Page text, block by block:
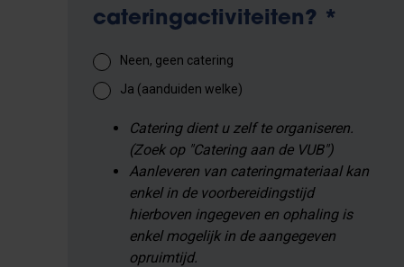
cateringactiviteiten? *
Neen, geen catering
Ja (aanduiden welke)
Catering dient u zelf te organiseren.
(Zoek op "Catering aan de VUB")
Aanleveren van cateringmateriaal kan
enkel in de voorbereidingstijd
hierboven ingegeven en ophaling is
enkel mogelijk in de aangegeven
opruimtijd.